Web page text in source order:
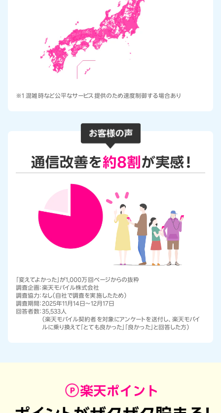
※1 混雑時など公平なサービス提供のため速度制御する場合あり
「変えてよかった」が1,000万回ページからの抜粋
調査企画：楽天モバイル株式会社
調査協力： なし（自社で調査を実施したため）
調査期間：2025年11月14日～12月17日
回答者数：35,533人
（楽天モバイル契約者を対象にアンケートを送付し、楽天モバイ
ルに乗り換えて「とても良かった」「良かった」と回答した方）